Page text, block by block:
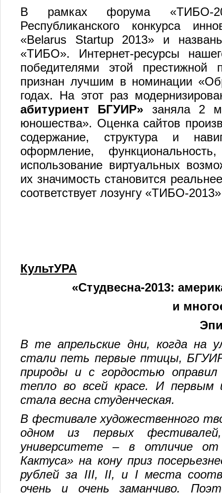
В рамках форума «ТИБО-
Республиканского конкурса
«Belarus Startup 2013» и
«ТИБО». Интернет-ресурсы
победителями этой
признан лучшим в номинации
годах. На этот раз
абитуриент БГУИР» заняла 2
юношества». Оценка сайтов
содержание, структура и
оформление,
использование виртуальных
их значимость становится
соответствует лозунгу «ТИБО-
КультУРА
«Студвесна-2013:
и
В те апрельские дни, когда на
стали петь первые птицы,
природы и с гордостью
тепло во всей красе. И первым
стала весна студенческая.
В фестивале художественного
одном из первых
университете – в отличие от
Кактуса» на кону приз
рублей за III, II, и Iместа
очень и очень заманчиво.